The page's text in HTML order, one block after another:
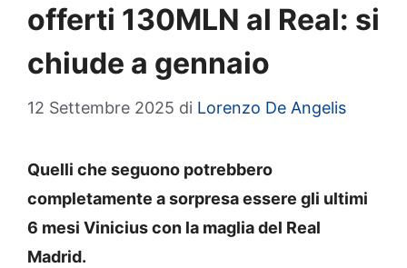
offerti 130MLN al Real: si
chiude a gennaio
12 Settembre 2025 di Lorenzo De Angelis
Quelli che seguono potrebbero
completamente a sorpresa essere gli ultimi
6 mesi Vinicius con la maglia del Real
Madrid.